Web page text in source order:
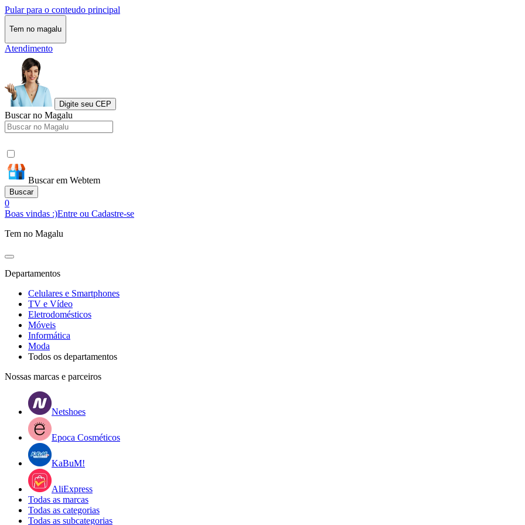
Pular para o conteudo principal
Tem no magalu
Atendimento
Digite seu CEP
Buscar no Magalu
Buscar em Webtem
Buscar
0
Boas vindas :)Entre ou Cadastre-se
Tem no Magalu
Departamentos
Celulares e Smartphones
TV e Vídeo
Eletrodomésticos
Móveis
Informática
Moda
Todos os departamentos
Nossas marcas e parceiros
Netshoes
Epoca Cosméticos
KaBuM!
AliExpress
Todas as marcas
Todas as categorias
Todas as subcategorias